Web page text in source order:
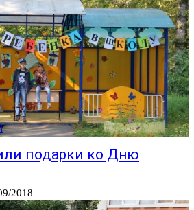
подарки ко Дню
2018